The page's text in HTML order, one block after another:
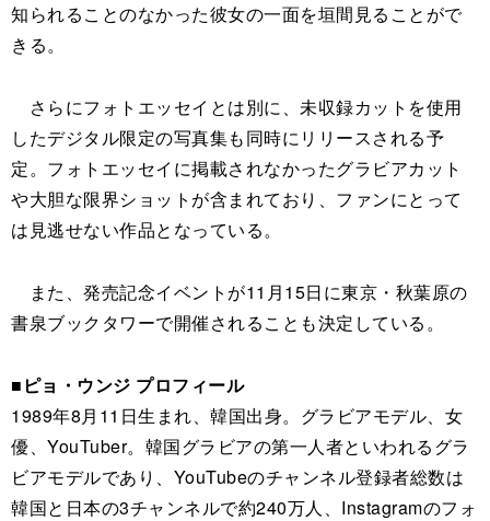
知られることのなかった彼女の一面を垣間見ることがで
きる。
さらにフォトエッセイとは別に、未収録カットを使用
したデジタル限定の写真集も同時にリリースされる予
定。フォトエッセイに掲載されなかったグラビアカット
や大胆な限界ショットが含まれており、ファンにとって
は見逃せない作品となっている。
また、発売記念イベントが11月15日に東京・秋葉原の
書泉ブックタワーで開催されることも決定している。
■ピョ・ウンジ プロフィール
1989年8月11日生まれ、韓国出身。グラビアモデル、女
優、YouTuber。韓国グラビアの第一人者といわれるグラ
ビアモデルであり、YouTubeのチャンネル登録者総数は
韓国と日本の3チャンネルで約240万人、Instagramのフォ